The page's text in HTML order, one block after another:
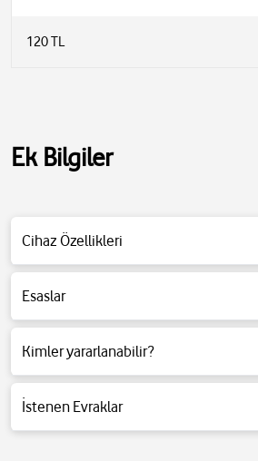
120 TL
Ek Bilgiler
Cihaz Özellikleri
Esaslar
Detaylı bilgi için tıklayınız.
Kimler yararlanabilir?
Detaylı bilgi için tıklayınız.
İstenen Evraklar
Detaylı bilgi için tıklayınız.